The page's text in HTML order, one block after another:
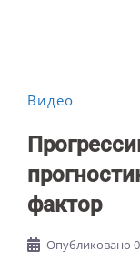
Видео
фактор
Опубликовано